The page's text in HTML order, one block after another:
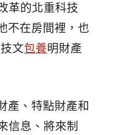
革的北重科技
不在房間裡，也
文包養明財產
產、特點財產和
信息、將來制